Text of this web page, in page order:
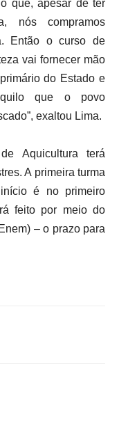
que, apesar de ter
nós compramos
Então o curso de
vai fornecer mão
do Estado e
que o povo
exaltou Lima.
Aquicultura terá
A primeira turma
é no primeiro
feito por meio do
– o prazo para